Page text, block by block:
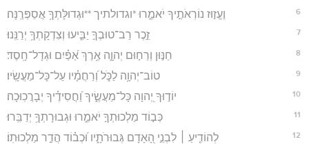
6 וֶעֱז֣וּז נוֹרְאֹתֶ֣יךָ יֹאמֵ֑רוּ *וגדולתיך **וּגְדוּלָּתְךָ֥ אֲסַפְּרֶֽנָּה׃
7 זֵ֣כֶר רַב־טוּבְךָ֣ יַבִּ֑יעוּ וְצִדְקָתְךָ֥ יְרַנֵּֽנוּ׃
8 חַנּ֣וּן וְרַח֣וּם יְהוָ֑ה אֶ֥רֶךְ אַ֝פַּ֗יִם וּגְדָל־חָֽסֶד׃
9 טוֹב־יְהוָ֥ה לַכֹּ֑ל וְ֝רַחֲמָ֗יו עַל־כָּל־מַעֲשָֽׂיו׃
10 יוֹד֣וּךָ יְ֭הוָה כָּל־מַעֲשֶׂ֑יךָ וַ֝חֲסִידֶ֗יךָ יְבָרֲכֽוּכָה׃
11 כְּב֣וֹד מַלְכוּתְךָ֣ יֹאמֵ֑רוּ וּגְבוּרָתְךָ֥ יְדַבֵּֽרוּ׃
12 לְהוֹדִ֤יעַ ׀ לִבְנֵ֣י הָ֭אָדָם גְּבוּרֹתָ֑יו וּ֝כְב֗וֹד הֲדַ֣ר מַלְכוּתֽוֹ׃